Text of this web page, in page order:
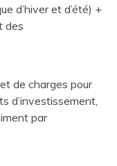
d’hiver et d’été) +
des
de charges pour
d’investissement,
par